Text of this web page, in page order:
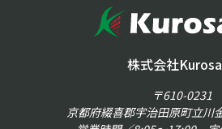
株式会社
〒610-0231
京都府綴喜郡宇治田原町立川